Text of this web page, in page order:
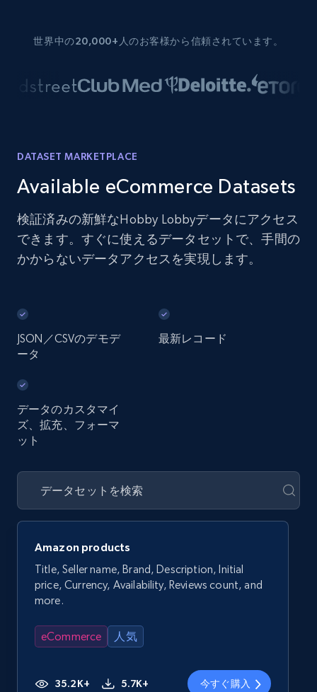
世界中の20,000+人のお客様から信頼されています。
DATASET MARKETPLACE
Available eCommerce Datasets
検証済みの新鮮なHobby Lobbyデータにアクセス
できます。すぐに使えるデータセットで、手間の
かからないデータアクセスを実現します。
JSON／CSVのデモデ
ータ
最新レコード
データのカスタマイ
ズ、拡充、フォーマ
ット
Amazon products
Title, Seller name, Brand, Description, Initial
price, Currency, Availability, Reviews count, and
more.
eCommerce 人気
35.2K+ 5.7K+ 今すぐ購入